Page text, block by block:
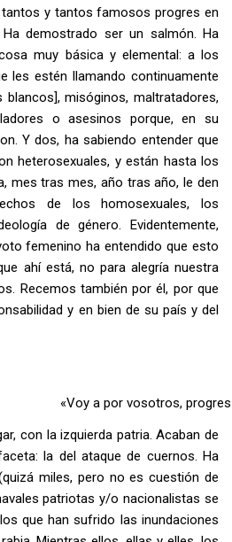
y tantos famosos progres en
demostrado ser un salmón. Ha
muy básica y elemental: a los
les estén llamando continuamente
misóginos, maltratadores,
o asesinos porque, en su
Y dos, ha sabiendo entender que
heterosexuales, y están hasta los
mes tras mes, año tras año, le den
de los homosexuales, los
de género. Evidentemente,
femenino ha entendido que esto
ahí está, no para alegría nuestra
Recemos también por él, por que
y en bien de su país y del
«Voy a por vosotros,
con la izquierda patria. Acaban de
la del ataque de cuernos. Ha
miles, pero no es cuestión de
patriotas y/o nacionalistas se
que han sufrido las inundaciones